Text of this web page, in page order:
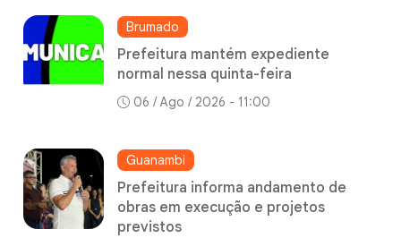
Brumado
Prefeitura mantém expediente
normal nessa quinta-feira
06 / Ago / 2026 - 11:00
Guanambi
Prefeitura informa andamento de
obras em execução e projetos
previstos